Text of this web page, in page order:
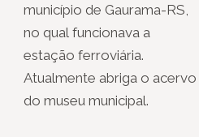
município de Gaurama-RS,
no qual funcionava a
estação ferroviária.
Atualmente abriga o acervo
do museu municipal.